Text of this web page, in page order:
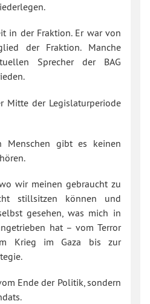
in der Fraktion. Er war von
der Fraktion. Manche
Sprecher der BAG
Mitte der Legislaturperiode
Menschen gibt es keinen
wir meinen gebraucht zu
stillsitzen können und
gesehen, was mich in
hat – vom Terror
Krieg im Gaza bis zur
Ende der Politik, sondern